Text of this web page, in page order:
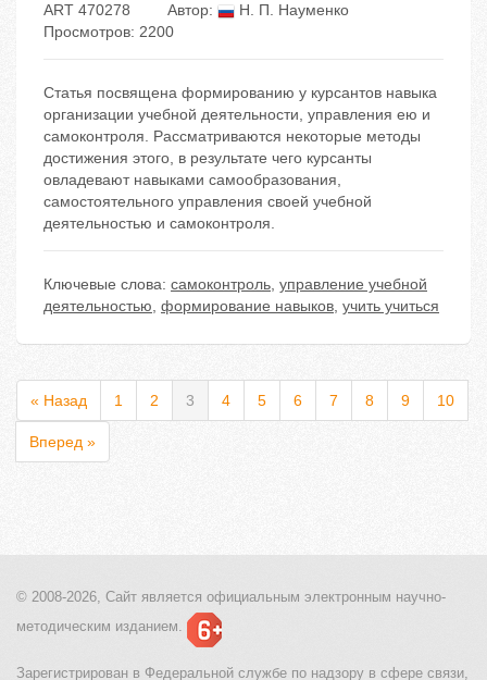
ART 470278 Автор:
Н. П. Науменко
Просмотров: 2200
Статья посвящена формированию у курсантов навыка
организации учебной деятельности, управления ею и
самоконтроля. Рассматриваются некоторые методы
достижения этого, в результате чего курсанты
овладевают навыками самообразования,
самостоятельного управления своей учебной
деятельностью и самоконтроля.
Ключевые слова: самоконтроль, управление учебной
деятельностью, формирование навыков, учить учиться
« Назад 1 2 3 4 5 6 7 8 9 10
Вперед »
© 2008-2026, Сайт является официальным электронным научно-
методическим изданием.
Зарегистрирован в Федеральной службе по надзору в сфере связи,